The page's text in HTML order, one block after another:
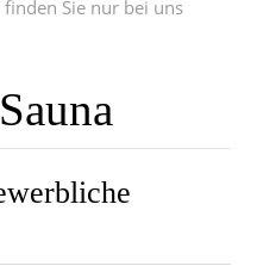
finden Sie nur bei uns